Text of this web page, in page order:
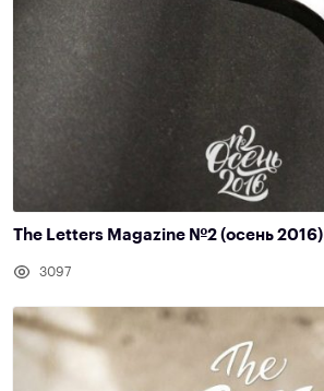
The Letters Magazine №2 (осень 2016)
3097